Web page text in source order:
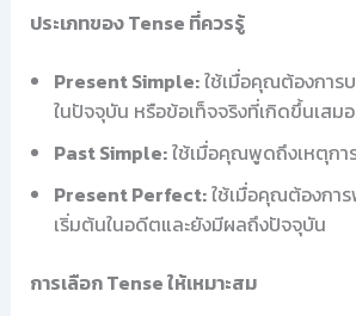
ประเภทของ Tense ที่ควรรู้
Present Simple:ใช้เมื่อคุณต้องการ
ในปัจจุบัน หรือข้อเท็จจริงที่เกิดขึ้นเสมอ
Past Simple:ใช้เมื่อคุณพูดถึงเหตุก
Present Perfect:ใช้เมื่อคุณต้องกา
เริ่มต้นในอดีตและยังมีผลถึงปัจจุบัน
การเลือก Tense ให้เหมาะสม